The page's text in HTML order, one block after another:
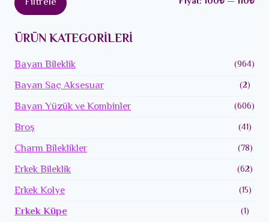
ÜRÜN KATEGORILERI
Bayan Bileklik (964)
Bayan Saç Aksesuar (2)
Bayan Yüzük ve Kombinler (606)
Broş (41)
Charm Bileklikler (78)
Erkek Bileklik (62)
Erkek Kolye (15)
Erkek Küpe (1)